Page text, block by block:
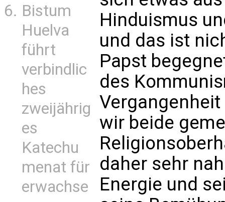
Bistum
Huelva
führt
verbindlic
hes
zweijährig
es
Katechu
menat für
erwachse
Hinduismus
und das ist
Papst
des
wir beide
daher sehr
Energie und